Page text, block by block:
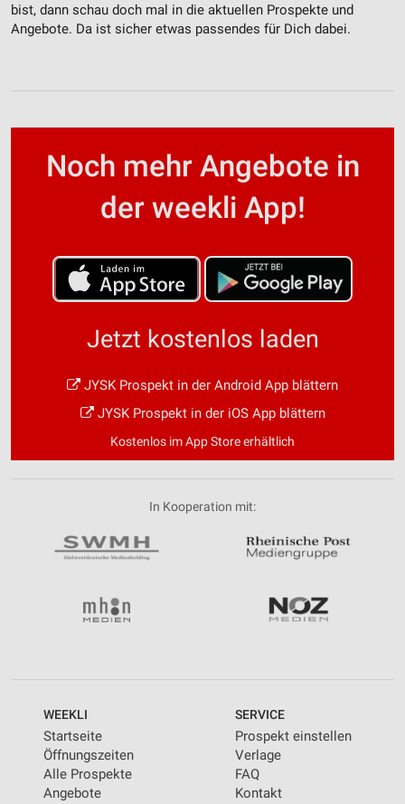
bist, dann schau doch mal in die aktuellen Prospekte und
Angebote. Da ist sicher etwas passendes für Dich dabei.
Noch mehr Angebote in
der weekli App!
Jetzt kostenlos laden
JYSK Prospekt in der Android App blättern
JYSK Prospekt in der iOS App blättern
Kostenlos im App Store erhältlich
In Kooperation mit:
WEEKLI
Startseite
Öffnungszeiten
Alle Prospekte
Angebote
SERVICE
Prospekt einstellen
Verlage
FAQ
Kontakt